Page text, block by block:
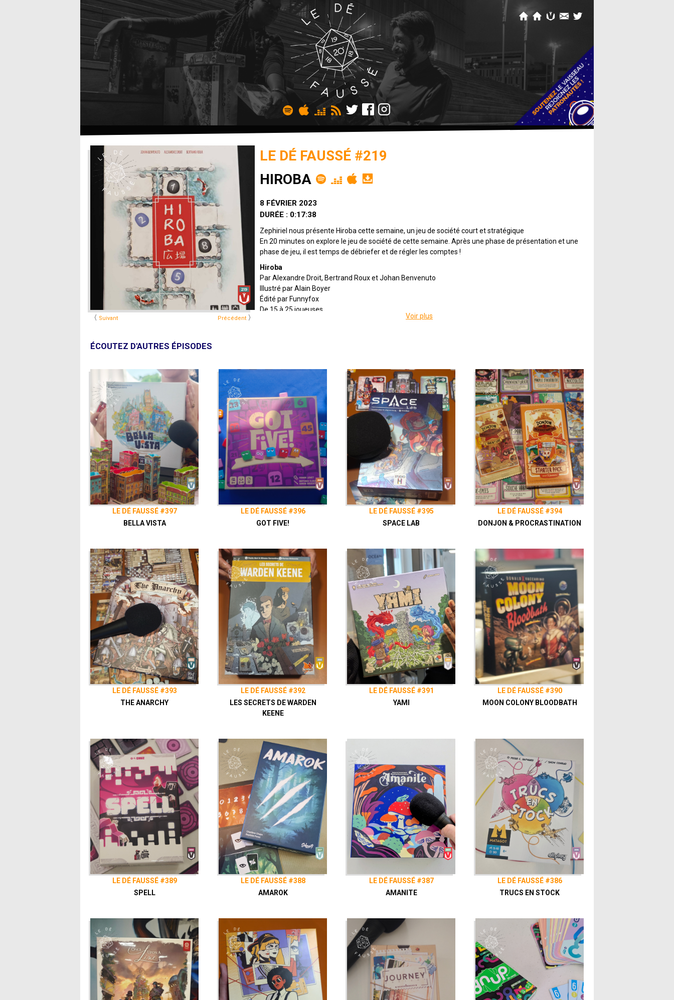
〈 Suivant Précédent〉
LE DÉ FAUSSÉ #219
HIROBA
8 FÉVRIER 2023
DURÉE : 0:17:38
Zephiriel nous présente Hiroba cette semaine, un jeu de société court et stratégique
En 20 minutes on explore le jeu de société de cette semaine. Après une phase de présentation et une
phase de jeu, il est temps de débriefer et de régler les comptes !
Hiroba
Par Alexandre Droit, Bertrand Roux et Johan Benvenuto
Illustré par Alain Boyer
Édité par Funnyfox
De 15 à 25 joueuses
contrer vos adversaires et ne négligez pas les très convoitées carpes koï qui pourront vous rapporter
de précieux points.
Présenté parAlex &
Zephiriel
Générique parAdrien Larouzée
Twitter@ledefausse
InstagramLe Dé Faussé
FacebookLe Dé Faussé
Voir plus
ÉCOUTEZ D'AUTRES ÉPISODES
LE DÉ FAUSSÉ #397
BELLA VISTA
LE DÉ FAUSSÉ #396
GOT FIVE!
LE DÉ FAUSSÉ #395
SPACE LAB
LE DÉ FAUSSÉ #394
DONJON & PROCRASTINATION
LE DÉ FAUSSÉ #393
THE ANARCHY
LE DÉ FAUSSÉ #392
LES SECRETS DE WARDEN
KEENE
LE DÉ FAUSSÉ #391
YAMI
LE DÉ FAUSSÉ #390
MOON COLONY BLOODBATH
LE DÉ FAUSSÉ #389
SPELL
LE DÉ FAUSSÉ #388
AMAROK
LE DÉ FAUSSÉ #387
AMANITE
LE DÉ FAUSSÉ #386
TRUCS EN STOCK